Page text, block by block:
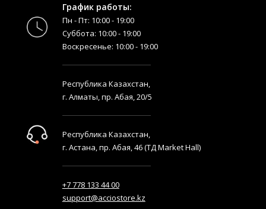
График работы:
Пн - Пт: 10:00 - 19:00
Суббота: 10:00 - 19:00
Воскресенье: 10:00 - 19:00
Республика Казахстан,
г. Алматы, пр. Абая, 20/5
Республика Казахстан,
г. Астана, пр. Абая, 46 (ТД Market Hall)
+7 778 133 44 00
support@acciostore.kz